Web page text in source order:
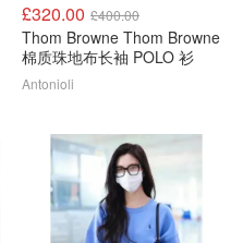
£320.00 £400.00
Thom Browne Thom Browne
棉质珠地布长袖 POLO 衫
Antonioli